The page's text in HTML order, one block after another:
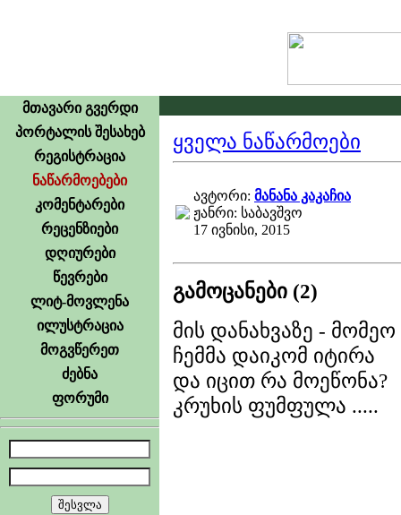
მთავარი გვერდი
პორტალის შესახებ
რეგისტრაცია
ნაწარმოებები
კომენტარები
რეცენზიები
დღიურები
წევრები
ლიტ-მოვლენა
ილუსტრაცია
მოგვწერეთ
ძებნა
ფორუმი
ყველა ნაწარმოები
ავტორი: მანანა კაკაჩია
ჟანრი: საბავშვო
17 ივნისი, 2015
გამოცანები (2)
მის დანახვაზე - მომეო
ჩემმა დაიკომ იტირა
და იცით რა მოეწონა?
კრუხის ფუმფულა .....